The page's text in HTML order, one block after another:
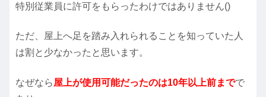
特別従業員に許可をもらったわけではありません()
ただ、屋上へ足を踏み入れられることを知っていた人
は割と少なかったと思います。
なぜなら屋上が使用可能だったのは10年以上前までで